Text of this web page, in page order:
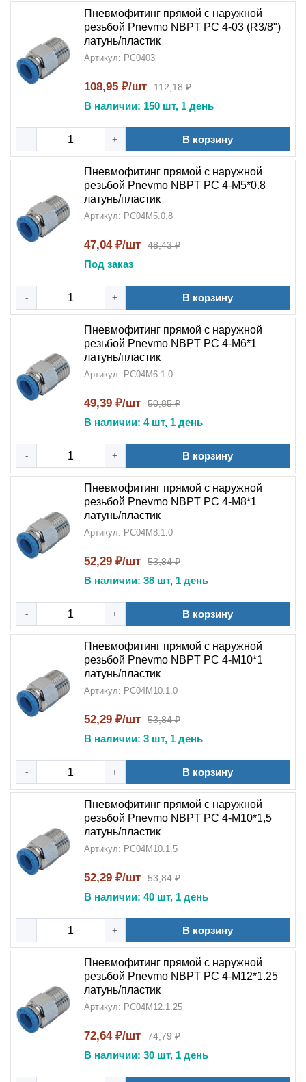
Пневмофитинг прямой с наружной
резьбой Pnevmo NBPT PC 4-03 (R3/8")
латунь/пластик
Артикул: PC0403
108,95 ₽/шт 112,18 ₽
В наличии: 150 шт, 1 день
- + В корзину
Пневмофитинг прямой с наружной
резьбой Pnevmo NBPT PC 4-М5*0.8
латунь/пластик
Артикул: PC04M5.0.8
47,04 ₽/шт 48,43 ₽
Под заказ
- + В корзину
Пневмофитинг прямой с наружной
резьбой Pnevmo NBPT PC 4-М6*1
латунь/пластик
Артикул: PC04M6.1.0
49,39 ₽/шт 50,85 ₽
В наличии: 4 шт, 1 день
- + В корзину
Пневмофитинг прямой с наружной
резьбой Pnevmo NBPT PC 4-М8*1
латунь/пластик
Артикул: PC04M8.1.0
52,29 ₽/шт 53,84 ₽
В наличии: 38 шт, 1 день
- + В корзину
Пневмофитинг прямой с наружной
резьбой Pnevmo NBPT PC 4-М10*1
латунь/пластик
Артикул: PC04M10.1.0
52,29 ₽/шт 53,84 ₽
В наличии: 3 шт, 1 день
- + В корзину
Пневмофитинг прямой с наружной
резьбой Pnevmo NBPT PC 4-М10*1,5
латунь/пластик
Артикул: PC04M10.1.5
52,29 ₽/шт 53,84 ₽
В наличии: 40 шт, 1 день
- + В корзину
Пневмофитинг прямой с наружной
резьбой Pnevmo NBPT PC 4-М12*1.25
латунь/пластик
Артикул: PC04M12.1.25
72,64 ₽/шт 74,79 ₽
В наличии: 30 шт, 1 день